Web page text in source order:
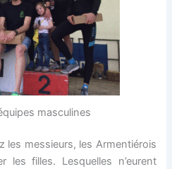
masculines
les messieurs, les Armentiérois
les filles. Lesquelles n’eurent